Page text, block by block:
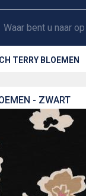
TERRY BLOEMEN
- ZWART